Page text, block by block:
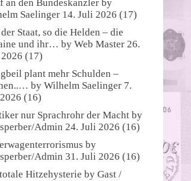
an den Bundeskanzler by
Saelinger 14. Juli 2026 (17)
Staat, so die Helden – die
und ihr… by Web Master 26.
(17)
plant mehr Schulden –
by Wilhelm Saelinger 7.
(16)
nur Sprachrohr der Macht by
Admin 24. Juli 2026 (16)
by
Admin 31. Juli 2026 (16)
Hitzehysterie by Gast /